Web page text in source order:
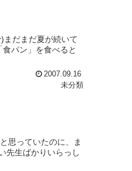
まだまだ夏が続いて
パン」を食べると
2007.09.16
未分類
思っていたのに、ま
先生ばかりいらっし